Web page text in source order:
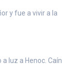
y fue a vivir a la
luz a Henoc. Caín